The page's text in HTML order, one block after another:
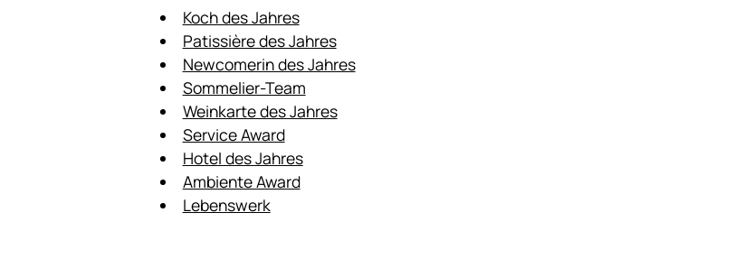
Koch des Jahres
Patissière des Jahres
Newcomerin des Jahres
Sommelier-Team
Weinkarte des Jahres
Service Award
Hotel des Jahres
Ambiente Award
Lebenswerk